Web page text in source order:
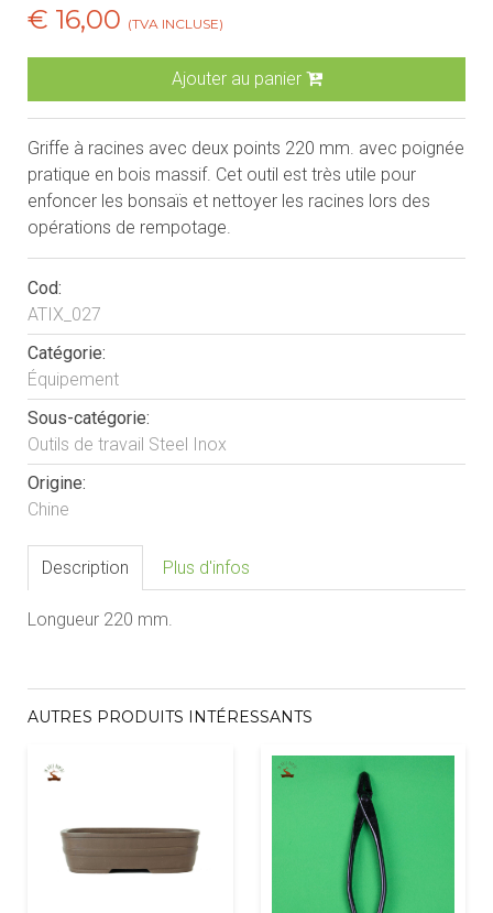
€ 16,00 (TVA INCLUSE)
Ajouter au panier
Griffe à racines avec deux points 220 mm. avec poignée
pratique en bois massif. Cet outil est très utile pour
enfoncer les bonsaïs et nettoyer les racines lors des
opérations de rempotage.
Cod:
ATIX_027
Catégorie:
Équipement
Sous-catégorie:
Outils de travail Steel Inox
Origine:
Chine
Description Plus d'infos
Longueur 220 mm.
AUTRES PRODUITS INTÉRESSANTS